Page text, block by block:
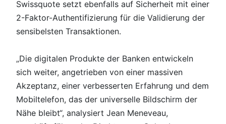
Swissquote setzt ebenfalls auf Sicherheit mit einer
2-Faktor-Authentifizierung für die Validierung der
sensibelsten Transaktionen.
„Die digitalen Produkte der Banken entwickeln
sich weiter, angetrieben von einer massiven
Akzeptanz, einer verbesserten Erfahrung und dem
Mobiltelefon, das der universelle Bildschirm der
Nähe bleibt“, analysiert Jean Meneveau,